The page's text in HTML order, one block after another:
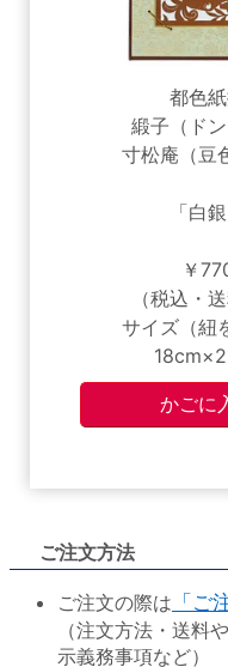
都色
緞子（ド
寸松庵（豆
「白銀
￥
（税込・
サイズ（紐
ご注文方法
ご注文の際は 「ご
（注文方法・送料
示義務事項など）